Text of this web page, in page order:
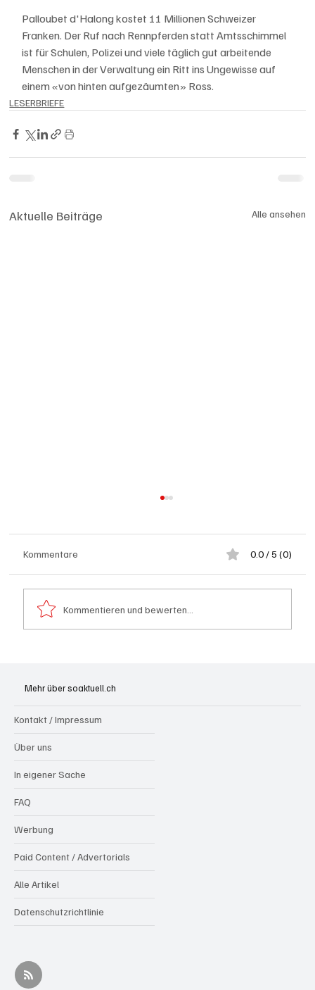
Palloubet d'Halong kostet 11 Millionen Schweizer
Franken. Der Ruf nach Rennpferden statt Amtsschimmel
ist für Schulen, Polizei und viele täglich gut arbeitende
Menschen in der Verwaltung ein Ritt ins Ungewisse auf
einem «von hinten aufgezäumten» Ross.
LESERBRIEFE
Aktuelle Beiträge Alle ansehen
Offenheit statt Abschottung
Kommentare 0.0 / 5 (0)
Kommentieren und bewerten...
Mehr über soaktuell.ch
Kontakt / Impressum
Über uns
In eigener Sache
FAQ
Werbung
Paid Content / Advertorials
Alle Artikel
Datenschutzrichtlinie